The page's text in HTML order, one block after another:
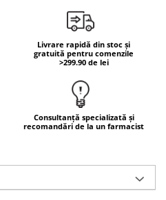
Livrare rapidă din stoc și
gratuită pentru comenzile
>299.90 de lei
Consultanță specializată și
recomandări de la un farmacist